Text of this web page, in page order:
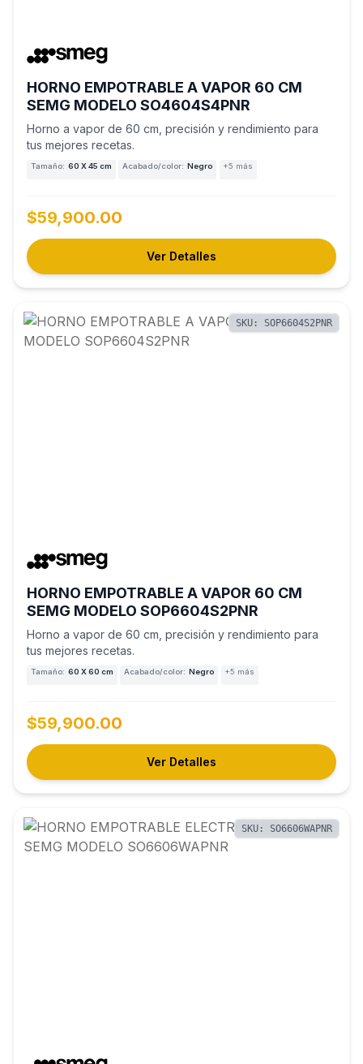
HORNO EMPOTRABLE A VAPOR 60 CM
SEMG MODELO SO4604S4PNR
Horno a vapor de 60 cm, precisión y rendimiento para
tus mejores recetas.
Tamaño: 60 X 45 cm Acabado/color: Negro +5 más
$59,900.00
Ver Detalles
SKU: SOP6604S2PNR
HORNO EMPOTRABLE A VAPOR 60 CM
SEMG MODELO SOP6604S2PNR
Horno a vapor de 60 cm, precisión y rendimiento para
tus mejores recetas.
Tamaño: 60 X 60 cm Acabado/color: Negro +5 más
$59,900.00
Ver Detalles
SKU: SO6606WAPNR